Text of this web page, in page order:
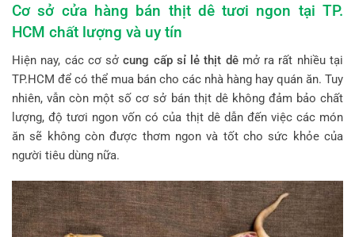
Cơ sở cửa hàng bán thịt dê tươi ngon tại TP.
HCM chất lượng và uy tín
Hiện nay, các cơ sởcung cấp sỉ lẻ thịt dêmở ra rất nhiều tại
TP.HCM để có thể mua bán cho các nhà hàng hay quán ăn. Tuy
nhiên, vẫn còn một số cơ sở bán thịt dê không đảm bảo chất
lượng, độ tươi ngon vốn có của thịt dê dẫn đến việc các món
ăn sẽ không còn được thơm ngon và tốt cho sức khỏe của
người tiêu dùng nữa.